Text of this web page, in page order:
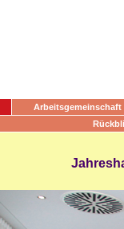
Arbeitsgemeinschaft